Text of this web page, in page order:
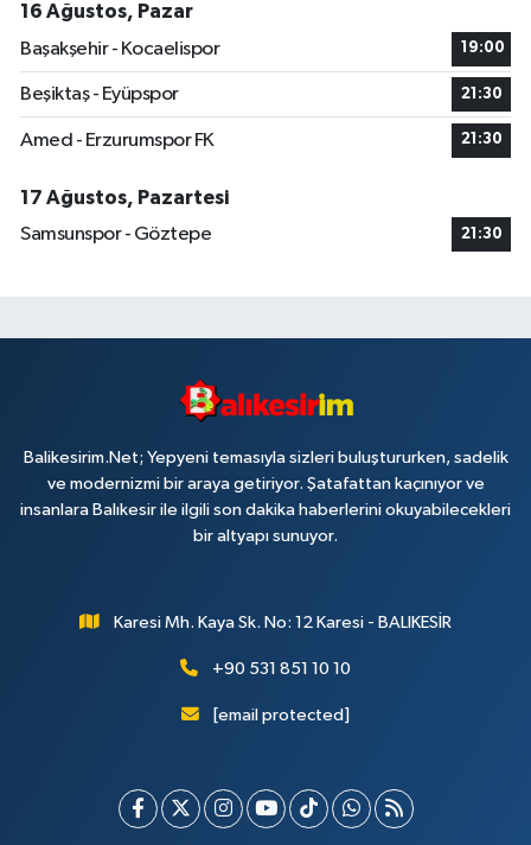
16 Ağustos, Pazar
Başakşehir - Kocaelispor
19:00
Beşiktaş - Eyüpspor 21:30
Amed - Erzurumspor FK 21:30
17 Ağustos, Pazartesi
Samsunspor - Göztepe
21:30
Balikesirim.Net; Yepyeni temasıyla sizleri buluştururken, sadelik
ve modernizmi bir araya getiriyor. Şatafattan kaçınıyor ve
insanlara Balıkesir ile ilgili son dakika haberlerini okuyabilecekleri
bir altyapı sunuyor.
Karesi Mh. Kaya Sk. No: 12 Karesi - BALIKESİR
+90 531 851 10 10
[email protected]